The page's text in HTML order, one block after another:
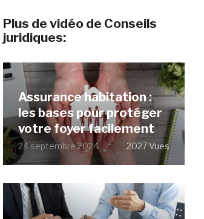
Plus de vidéo de Conseils
juridiques:
Assurance habitation :
les bases pour protéger
votre foyer facilement
24 septembre 2024 2027 Vues